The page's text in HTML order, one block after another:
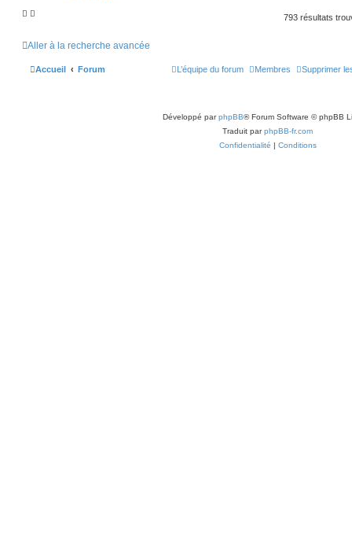
793 résultats
Aller à la recherche avancée
Accueil Forum Supprimer
Membres
L’équipe du forum
Développé parphpBB® Forum Software © phpBB
Traduit parphpBB-fr.com
Confidentialité | Conditions